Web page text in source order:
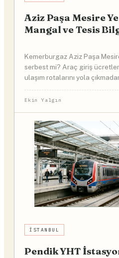
Aziz Paşa Mesire
Mangal ve Tesis
Kemerburgaz Aziz Paşa
serbest mi? Araç giriş
ulaşım rotalarını yola
Ekin Yalgın
İSTANBUL
Pendik YHT